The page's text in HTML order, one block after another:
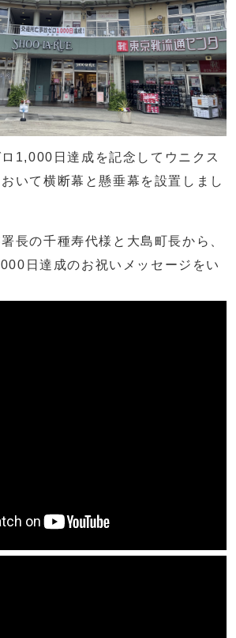
1,000日達成を記念してウニクス
いて横断幕と懸垂幕を設置しまし
長の千種寿代様と大島町長から、
日達成のお祝いメッセージをい